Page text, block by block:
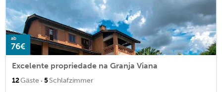
ab
76€
Excelente propriedade na Granja Viana
12Gäste · 5Schlafzimmer